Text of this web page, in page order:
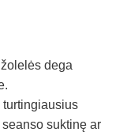
dega
.
turtingiausius
suktinę ar